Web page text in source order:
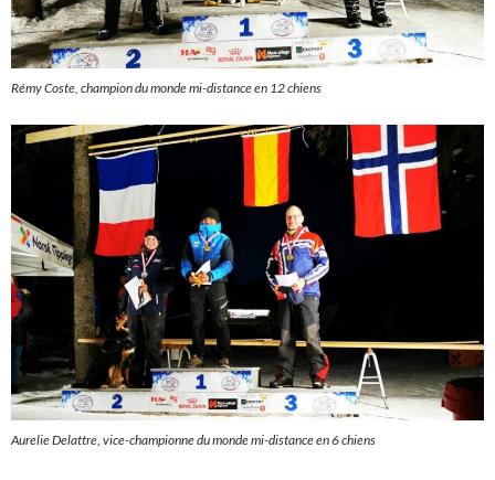
Rémy Coste, champion du monde mi-distance en 12 chiens
Aurelie Delattre, vice-championne du monde mi-distance en 6 chiens